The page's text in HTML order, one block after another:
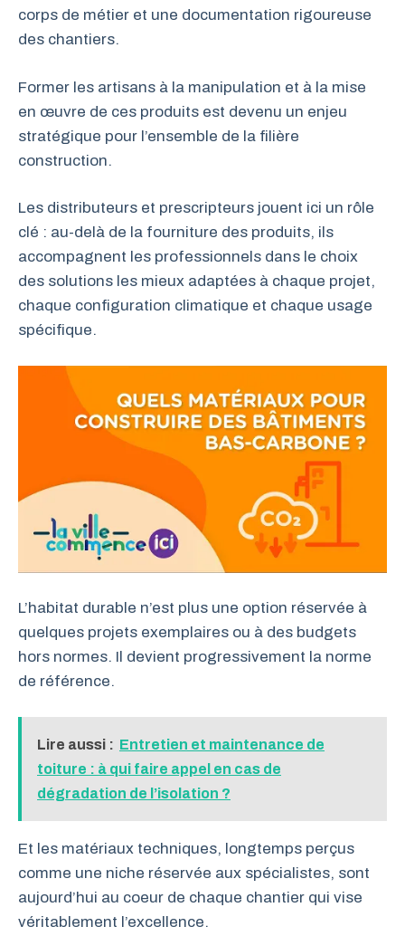
corps de métier et une documentation rigoureuse
des chantiers.
Former les artisans à la manipulation et à la mise
en œuvre de ces produits est devenu un enjeu
stratégique pour l’ensemble de la filière
construction.
Les distributeurs et prescripteurs jouent ici un rôle
clé : au-delà de la fourniture des produits, ils
accompagnent les professionnels dans le choix
des solutions les mieux adaptées à chaque projet,
chaque configuration climatique et chaque usage
spécifique.
L’habitat durable n’est plus une option réservée à
quelques projets exemplaires ou à des budgets
hors normes. Il devient progressivement la norme
de référence.
Lire aussi : Entretien et maintenance de
toiture : à qui faire appel en cas de
dégradation de l’isolation ?
Et les matériaux techniques, longtemps perçus
comme une niche réservée aux spécialistes, sont
aujourd’hui au coeur de chaque chantier qui vise
véritablement l’excellence.